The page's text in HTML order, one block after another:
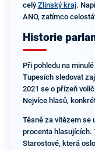
celý Zlínský kraj.
ANO, zatímco
Historie
Při pohledu na
Tupesích sledovat
2021 se o přízeň
Nejvíce hlasů,
Těsně za vítězem se
procenta hlasujících.
Starostové, která